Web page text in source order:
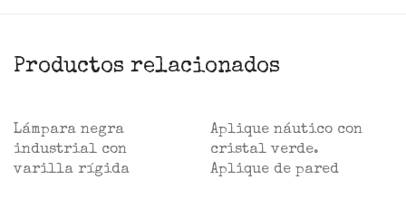
Productos relacionados
Lámpara negra
industrial con
varilla rígida
Aplique náutico con
cristal verde.
Aplique de pared